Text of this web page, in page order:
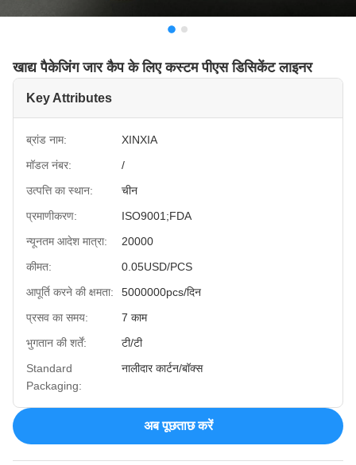
खाद्य पैकेजिंग जार कैप के लिए कस्टम पीएस डिसिकेंट लाइनर
Key Attributes
ब्रांड नाम:
XINXIA
मॉडल नंबर:
/
उत्पत्ति का स्थान:
चीन
प्रमाणीकरण:
ISO9001;FDA
न्यूनतम आदेश मात्रा:
20000
कीमत:
0.05USD/PCS
आपूर्ति करने की क्षमता:
5000000pcs/दिन
प्रसव का समय:
7 काम
भुगतान की शर्तें:
टी/टी
Standard
Packaging:
नालीदार कार्टन/बॉक्स
अब पूछताछ करें